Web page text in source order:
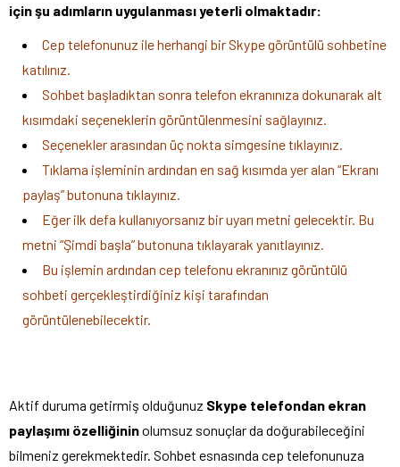
için şu adımların uygulanması yeterli olmaktadır:
Cep telefonunuz ile herhangi bir Skype görüntülü sohbetine
katılınız.
Sohbet başladıktan sonra telefon ekranınıza dokunarak alt
kısımdaki seçeneklerin görüntülenmesini sağlayınız.
Seçenekler arasından üç nokta simgesine tıklayınız.
Tıklama işleminin ardından en sağ kısımda yer alan “Ekranı
paylaş” butonuna tıklayınız.
Eğer ilk defa kullanıyorsanız bir uyarı metni gelecektir. Bu
metni “Şimdi başla” butonuna tıklayarak yanıtlayınız.
Bu işlemin ardından cep telefonu ekranınız görüntülü
sohbeti gerçekleştirdiğiniz kişi tarafından
görüntülenebilecektir.
Aktif duruma getirmiş olduğunuz Skype telefondan ekran
paylaşımı özelliğininolumsuz sonuçlar da doğurabileceğini
bilmeniz gerekmektedir. Sohbet esnasında cep telefonunuza